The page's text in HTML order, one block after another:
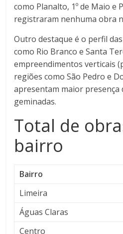
como Planalto, 1º de Maio e
registraram nenhuma obra
Outro destaque é o perfil
como Rio Branco e Santa
empreendimentos verticais
regiões como São Pedro e
apresentam maior presença
geminadas.
Total de
bairro
Bairro
Limeira
Águas Claras
Centro